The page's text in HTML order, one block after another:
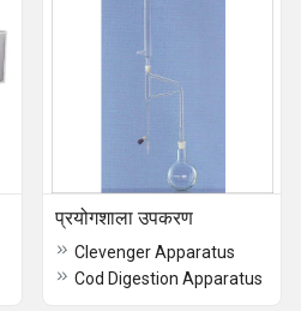
प्रयोगशाला उपकरण
Clevenger Apparatus
Cod Digestion Apparatus